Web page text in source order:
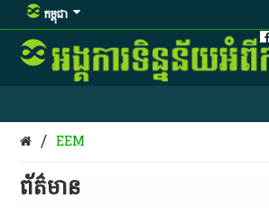
កម្ពុជា
/ EEM
ព័ត៌មាន​